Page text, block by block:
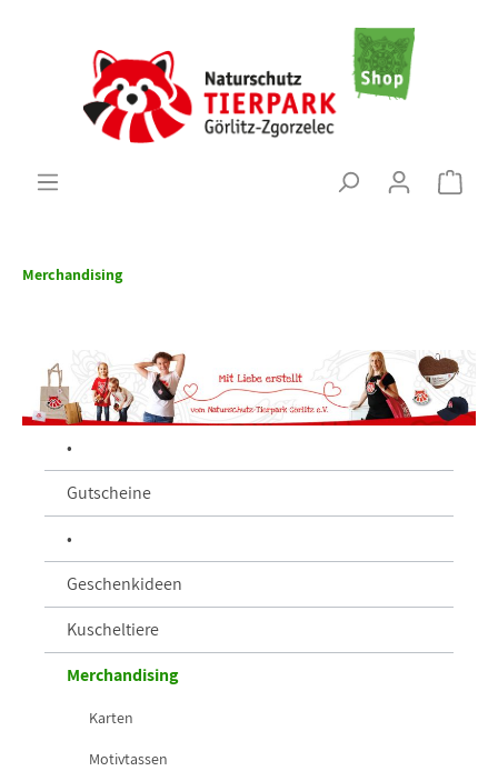
Merchandising
•
Gutscheine
•
Geschenkideen
Kuscheltiere
Merchandising
Karten
Motivtassen